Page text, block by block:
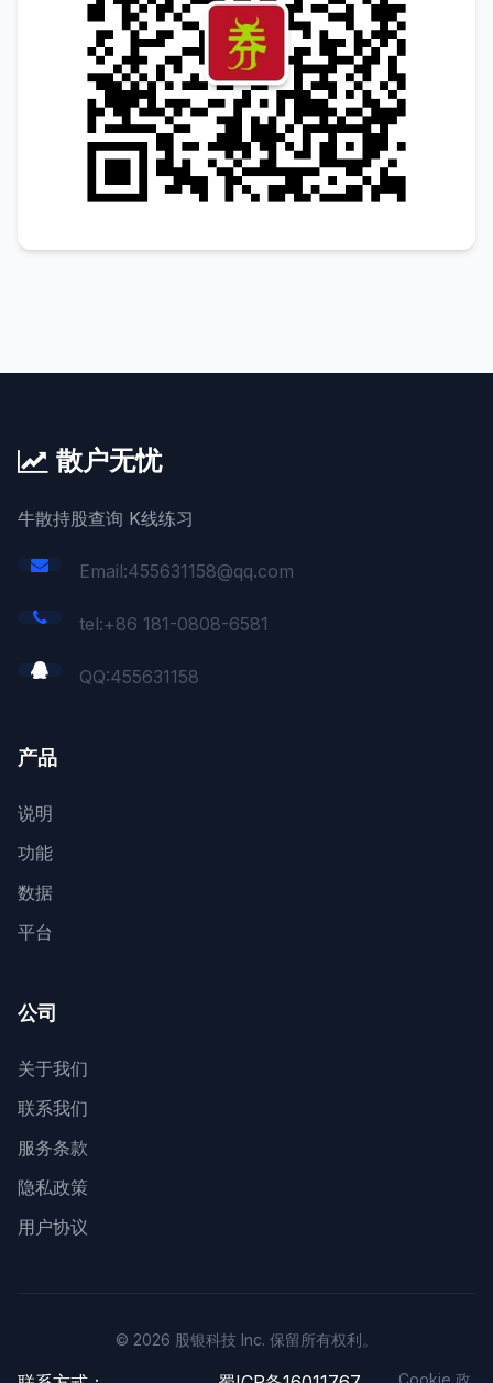
散户无忧
牛散持股查询 K线练习
Email:455631158@qq.com
tel:+86 181-0808-6581
QQ:455631158
产品
说明
功能
数据
平台
公司
关于我们
联系我们
服务条款
隐私政策
用户协议
© 2026 股银科技 Inc. 保留所有权利。
Cookie 政